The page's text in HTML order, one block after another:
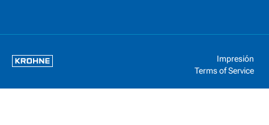
Impresión
Terms of Service